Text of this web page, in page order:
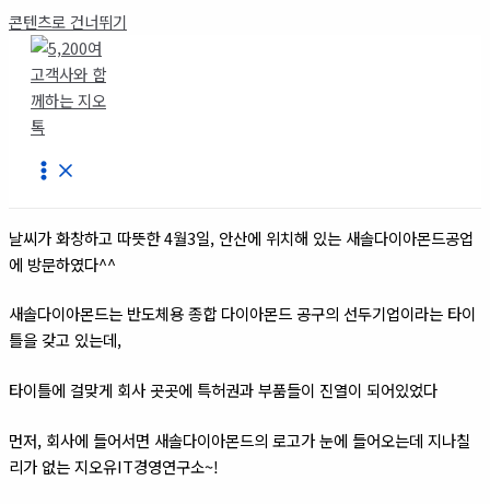
콘텐츠로 건너뛰기
날씨가 화창하고 따뜻한 4월3일, 안산에 위치해 있는 새솔다이아몬드공업
에 방문하였다^^
새솔다이아몬드는 반도체용 종합 다이아몬드 공구의 선두기업이라는 타이
틀을 갖고 있는데,
타이틀에 걸맞게 회사 곳곳에 특허권과 부품들이 진열이 되어있었다
먼저, 회사에 들어서면 새솔다이아몬드의 로고가 눈에 들어오는데 지나칠
리가 없는 지오유IT경영연구소~!